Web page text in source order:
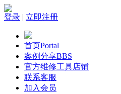
登录 | 立即注册
首页Portal
案例分享BBS
官方维修工具店铺
联系客服
加入会员